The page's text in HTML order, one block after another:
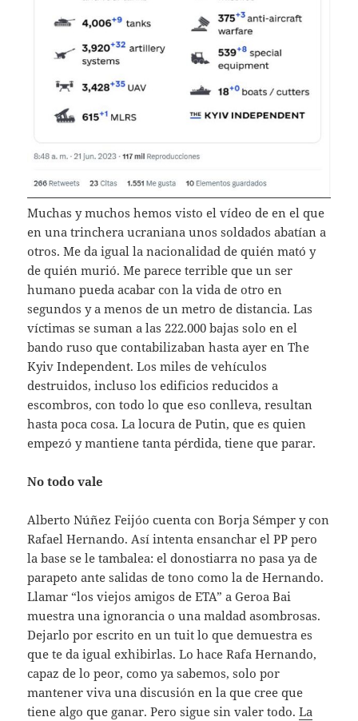
Muchas y muchos hemos visto el vídeo de en el que
en una trinchera ucraniana unos soldados abatían a
otros. Me da igual la nacionalidad de quién mató y
de quién murió. Me parece terrible que un ser
humano pueda acabar con la vida de otro en
segundos y a menos de un metro de distancia. Las
víctimas se suman a las 222.000 bajas solo en el
bando ruso que contabilizaban hasta ayer en The
Kyiv Independent. Los miles de vehículos
destruidos, incluso los edificios reducidos a
escombros, con todo lo que eso conlleva, resultan
hasta poca cosa. La locura de Putin, que es quien
empezó y mantiene tanta pérdida, tiene que parar.
No todo vale
Alberto Núñez Feijóo cuenta con Borja Sémper y con
Rafael Hernando. Así intenta ensanchar el PP pero
la base se le tambalea: el donostiarra no pasa ya de
parapeto ante salidas de tono como la de Hernando.
Llamar “los viejos amigos de ETA” a Geroa Bai
muestra una ignorancia o una maldad asombrosas.
Dejarlo por escrito en un tuit lo que demuestra es
que te da igual exhibirlas. Lo hace Rafa Hernando,
capaz de lo peor, como ya sabemos, solo por
mantener viva una discusión en la que cree que
tiene algo que ganar. Pero sigue sin valer todo.La